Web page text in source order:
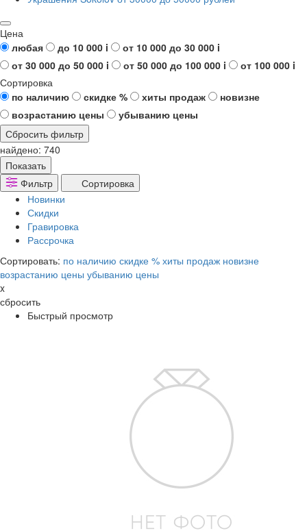
Цена
любая
до 10 000 i от 10 000 до 30 000 i
от 30 000 до 50 000 i от 50 000 до 100 000 i от 100 000 i
Сортировка
по наличию
скидке % хиты продаж
новизне
возрастанию цены
убыванию цены
Сбросить фильтр
найдено: 740
Показать
Фильтр
Сортировка
Новинки
Скидки
Гравировка
Рассрочка
Сортировать: по наличию скидке % хиты продаж новизне
возрастанию цены убыванию цены
x
сбросить
Быстрый просмотр